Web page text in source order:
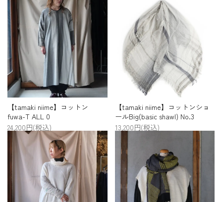
【tamaki niime】コットン
fuwa-T ALL 0
24,200円(税込)
【tamaki niime】コットンショ
ールBig(basic shawl) No.3
13,200円(税込)